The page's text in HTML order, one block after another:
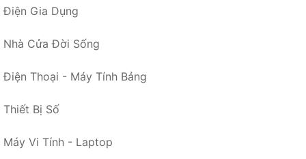
Điện Gia Dụng
Nhà Cửa Đời Sống
Điện Thoại - Máy Tính Bảng
Thiết Bị Số
Máy Vi Tính - Laptop